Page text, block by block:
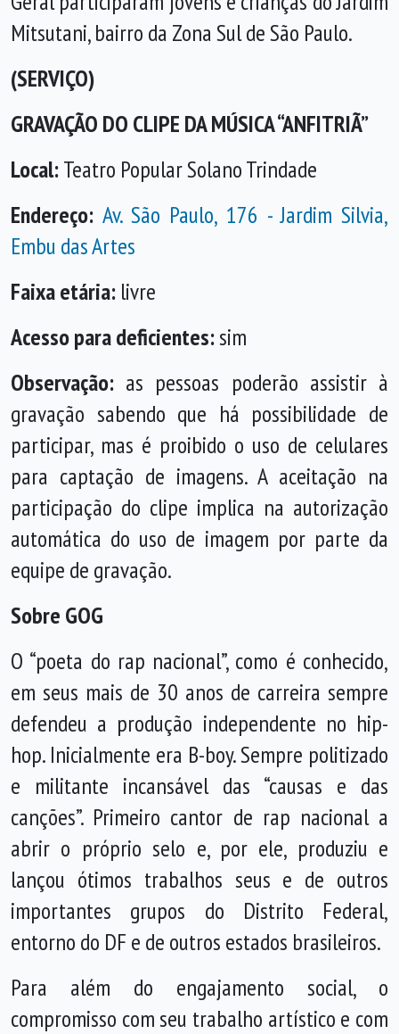
Mitsutani, bairro da Zona Sul de São Paulo.
(SERVIÇO)
GRAVAÇÃO DO CLIPE DA MÚSICA “ANFITRIÃ”
Local:Teatro Popular Solano Trindade
Endereço:Av. São Paulo, 176 - Jardim Silvia,
Embu das Artes
Faixa etária: livre
Acesso para deficientes:sim
Observação: as pessoas poderão assistir à
gravação sabendo que há possibilidade de
participar, mas é proibido o uso de celulares
para captação de imagens. A aceitação na
participação do clipe implica na autorização
automática do uso de imagem por parte da
equipe de gravação.
Sobre GOG
O “poeta do rap nacional”, como é conhecido,
em seus mais de 30 anos de carreira sempre
defendeu a produção independente no hip-
hop. Inicialmente era B-boy. Sempre politizado
e militante incansável das “causas e das
canções”. Primeiro cantor de rap nacional a
abrir o próprio selo e, por ele, produziu e
lançou ótimos trabalhos seus e de outros
importantes grupos do Distrito Federal,
entorno do DF e de outros estados brasileiros.
Para além do engajamento social, o
compromisso com seu trabalho artístico e com